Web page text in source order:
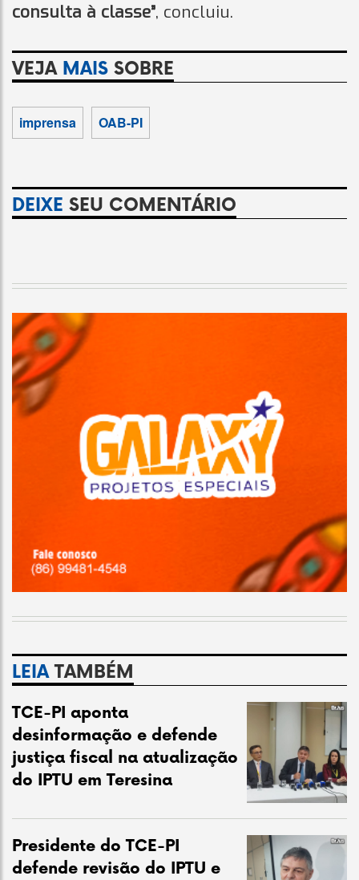
consulta à classe”, concluiu.
VEJA MAIS SOBRE
imprensa OAB-PI
DEIXE SEU COMENTÁRIO
LEIATAMBÉM
TCE-PI aponta
desinformação e defende
justiça fiscal na atualização
do IPTU em Teresina
Presidente do TCE-PI
defende revisão do IPTU e